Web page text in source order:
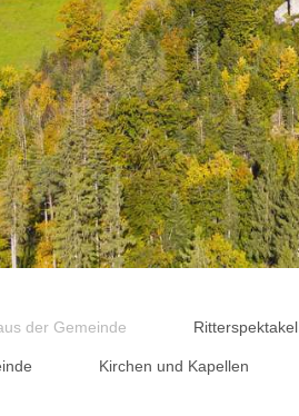
der Gemeinde Ritterspektakel
Kirchen und Kapellen